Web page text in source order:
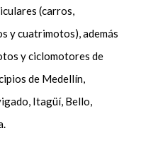
(carros,
y cuatrimotos), además
y ciclomotores de
de Medellín,
Itagüí, Bello,